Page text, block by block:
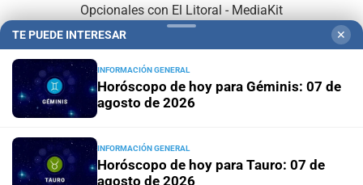
Opcionales con El Litoral - MediaKit
En Asociación con:
TE PUEDE INTERESAR ✕
INFORMACIÓN GENERAL
Horóscopo de hoy para Géminis: 07 de
agosto de 2026
INFORMACIÓN GENERAL
Horóscopo de hoy para Tauro: 07 de
agosto de 2026